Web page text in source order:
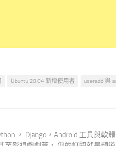
Ubuntu 20.04 新增使用者 useradd 與
， Django，Android 工具與軟